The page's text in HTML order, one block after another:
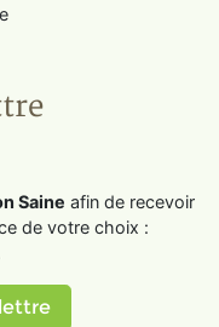
Saine afin de recevoir
de votre choix :